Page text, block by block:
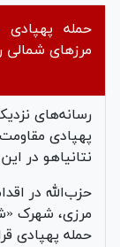
حمله پهپادی
مرزهای
رسانه‌های
پهپادی
نتانیاهو در
حزب‌الله در
مرزی، شهرک
حمله پهپادی